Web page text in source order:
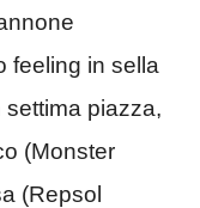
feeling in sella
piazza,
(Monster
(Repsol